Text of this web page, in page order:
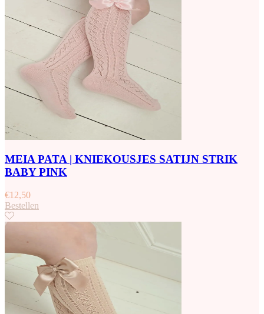
MEIA PATA | KNIEKOUSJES SATIJN STRIK
BABY PINK
€12,50
Bestellen